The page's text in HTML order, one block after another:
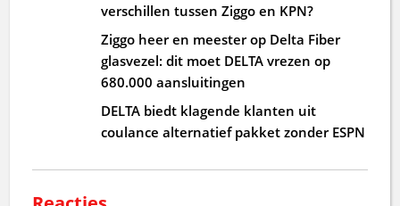
verschillen tussen Ziggo en KPN?
Ziggo heer en meester op Delta Fiber
glasvezel: dit moet DELTA vrezen op
680.000 aansluitingen
DELTA biedt klagende klanten uit
coulance alternatief pakket zonder ESPN